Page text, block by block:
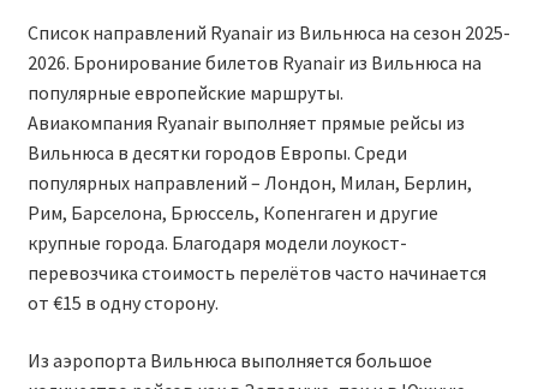
RYANAIR ПОСАДОЧНЫЙ ТАЛОН – BOARDING PASS
Ryanair Россия
RYANAIR ТЕЛЬ-АВИВ, ЭЙЛАТ, ИЗРАИЛЬ
RYANAIR УКРАИНА | АВИАБИЛЕТЫ ОТ €15
Ryanair Україна из Киева, Одессы, Львова, Харькова,
Херсона от € 15
Список направлений Ryanair из Вильнюса на сезон 2025-
2026. Бронирование билетов Ryanair из Вильнюса на
популярные европейские маршруты.
Авиакомпания Ryanair выполняет прямые рейсы из
Вильнюса в десятки городов Европы. Среди
популярных направлений – Лондон, Милан, Берлин,
Рим, Барселона, Брюссель, Копенгаген и другие
крупные города. Благодаря модели лоукост-
перевозчика стоимость перелётов часто начинается
от €15 в одну сторону.
Из аэропорта Вильнюса выполняется большое